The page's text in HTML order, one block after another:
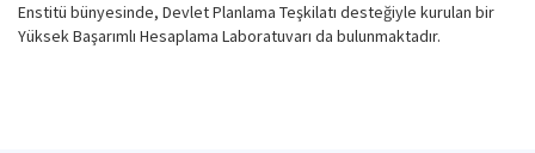
Enstitü bünyesinde, Devlet Planlama Teşkilatı desteğiyle kurulan bir
Yüksek Başarımlı Hesaplama Laboratuvarı da bulunmaktadır.